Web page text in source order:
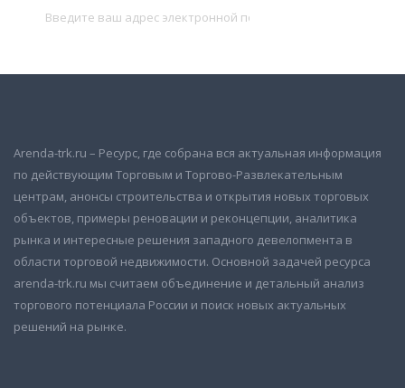
Arenda-trk.ru – Ресурс, где собрана вся актуальная информация
по действующим Торговым и Торгово-Развлекательным
центрам, анонсы строительства и открытия новых торговых
объектов, примеры реновации и реконцепции, аналитика
рынка и интересные решения западного девелопмента в
области торговой недвижимости. Основной задачей ресурса
arenda-trk.ru мы считаем объединение и детальный анализ
торгового потенциала России и поиск новых актуальных
решений на рынке.